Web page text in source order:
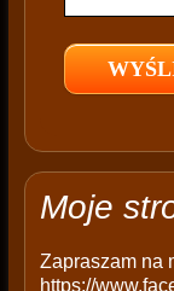
e
e
p
y
Moje
Zapraszam na
https://